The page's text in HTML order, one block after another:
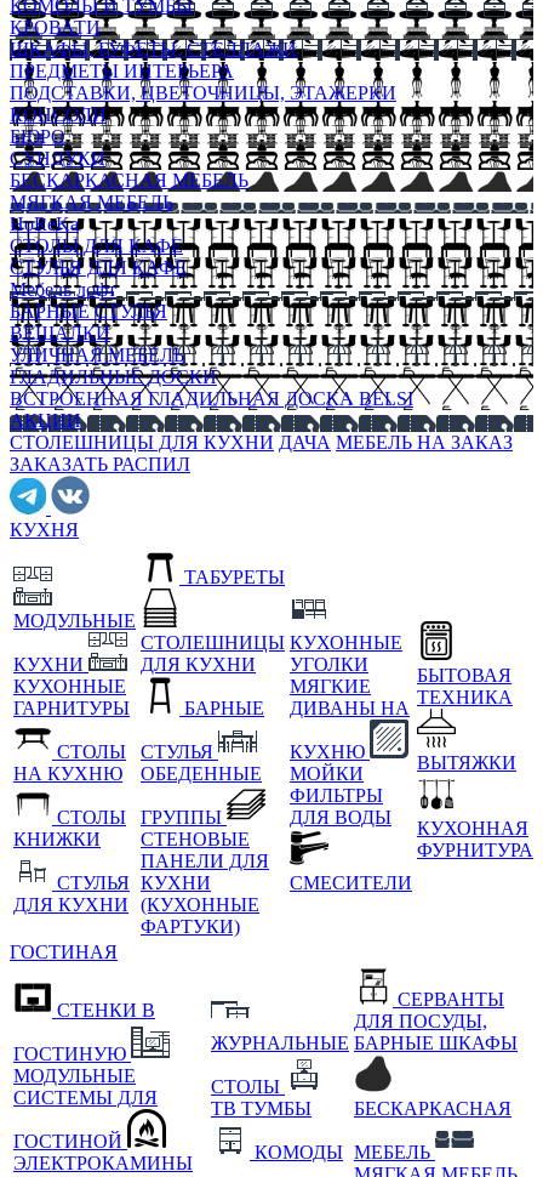
КОМОДЫ И ТУМБЫ
КРОВАТИ
ШКАФЫ, БУФЕТЫ, СТЕЛЛАЖИ
ПРЕДМЕТЫ ИНТЕРЬЕРА
ПОДСТАВКИ, ЦВЕТОЧНИЦЫ, ЭТАЖЕРКИ
КОНСОЛИ
БЮРО
СУНДУКИ
БЕСКАРКАСНАЯ МЕБЕЛЬ
МЯГКАЯ МЕБЕЛЬ
HoReKa
СТОЛЫ ДЛЯ КАФЕ
СТУЛЬЯ ДЛЯ КАФЕ
Мебель лофт
БАРНЫЕ СТУЛЬЯ
ВЕШАЛКИ
УЛИЧНАЯ МЕБЕЛЬ
ГЛАДИЛЬНЫЕ ДОСКИ
ВСТРОЕННАЯ ГЛАДИЛЬНАЯ ДОСКА BELSI
АКЦИИ
СТОЛЕШНИЦЫ ДЛЯ КУХНИ ДАЧА МЕБЕЛЬ НА ЗАКАЗ
ЗАКАЗАТЬ РАСПИЛ
КУХНЯ
МОДУЛЬНЫЕ
КУХНИ
КУХОННЫЕ
ГАРНИТУРЫ
СТОЛЫ
НА КУХНЮ
СТОЛЫ
КНИЖКИ
СТУЛЬЯ
ДЛЯ КУХНИ
ТАБУРЕТЫ
СТОЛЕШНИЦЫ
ДЛЯ КУХНИ
БАРНЫЕ
СТУЛЬЯ
ОБЕДЕННЫЕ
ГРУППЫ
СТЕНОВЫЕ
ПАНЕЛИ ДЛЯ
КУХНИ
(КУХОННЫЕ
ФАРТУКИ)
КУХОННЫЕ
УГОЛКИ
МЯГКИЕ
ДИВАНЫ НА
КУХНЮ
МОЙКИ
ФИЛЬТРЫ
ДЛЯ ВОДЫ
СМЕСИТЕЛИ
БЫТОВАЯ
ТЕХНИКА
ВЫТЯЖКИ
КУХОННАЯ
ФУРНИТУРА
ГОСТИНАЯ
СТЕНКИ В
ГОСТИНУЮ
МОДУЛЬНЫЕ
СИСТЕМЫ ДЛЯ
ГОСТИНОЙ
ЭЛЕКТРОКАМИНЫ
ЖУРНАЛЬНЫЕ
СТОЛЫ
ТВ ТУМБЫ
КОМОДЫ
СЕРВАНТЫ
ДЛЯ ПОСУДЫ,
БАРНЫЕ ШКАФЫ
БЕСКАРКАСНАЯ
МЕБЕЛЬ